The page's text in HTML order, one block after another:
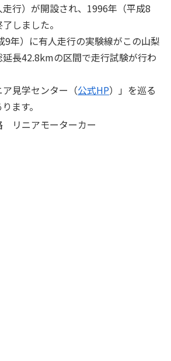
行）が開設され、1996年（平成8
しました。
9年）に有人走行の実験線がこの山梨
長42.8kmの区間で走行試験が行わ
見学センター（公式HP）」を巡る
ます。